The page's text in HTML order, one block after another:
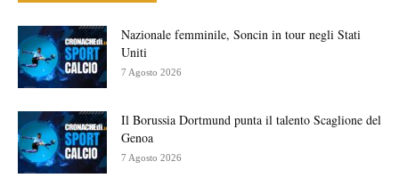
Nazionale femminile, Soncin in tour negli Stati
Uniti
7 Agosto 2026
Il Borussia Dortmund punta il talento Scaglione del
Genoa
7 Agosto 2026